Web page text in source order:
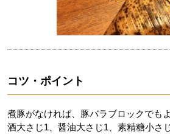
コツ・ポイント
煮豚がなければ、豚バラブロックでも
酒大さじ1、醤油大さじ1、素精糖小さ